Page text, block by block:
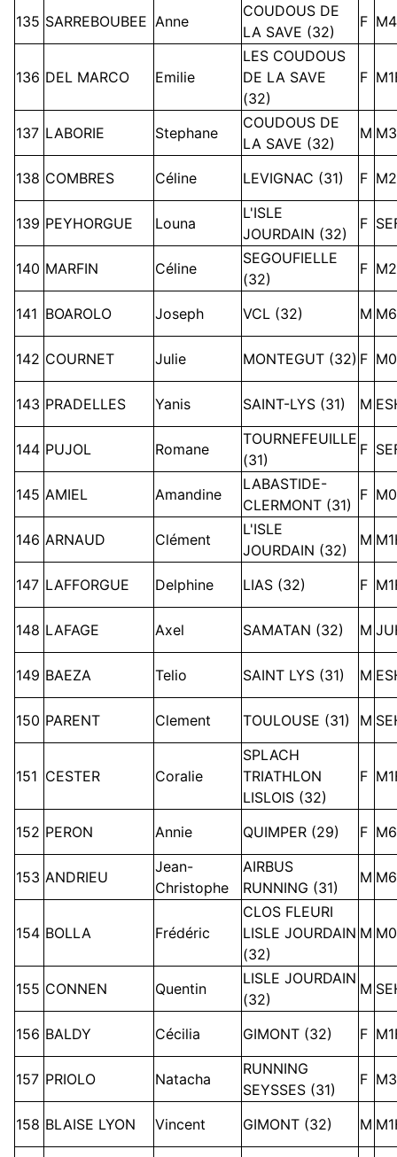
135 SARREBOUBEE Anne
COUDOUS DE
LA SAVE (32)
F
136 DEL MARCO Emilie
LES COUDOUS
DE LA SAVE
(32)
F
137 LABORIE Stephane
COUDOUS DE
LA SAVE (32)
M
138 COMBRES Céline LEVIGNAC (31) F
139 PEYHORGUE Louna
L'ISLE
JOURDAIN (32)
F
140 MARFIN Céline
SEGOUFIELLE
(32)
F
141 BOAROLO Joseph VCL (32) M
142 COURNET Julie MONTEGUT (32) F
143 PRADELLES Yanis SAINT-LYS (31) M
144 PUJOL Romane
TOURNEFEUILLE
(31)
F
145 AMIEL Amandine
LABASTIDE-
CLERMONT (31)
F
146 ARNAUD Clément
L'ISLE
JOURDAIN (32)
M
147 LAFFORGUE Delphine LIAS (32) F
148 LAFAGE Axel SAMATAN (32) M
149 BAEZA Telio SAINT LYS (31) M
150 PARENT Clement TOULOUSE (31) M
151 CESTER Coralie
SPLACH
TRIATHLON
LISLOIS (32)
F
152 PERON Annie QUIMPER (29) F
153 ANDRIEU
Jean-
Christophe
AIRBUS
RUNNING (31)
M
154 BOLLA Frédéric
CLOS FLEURI
LISLE JOURDAIN
(32)
M
155 CONNEN Quentin
LISLE JOURDAIN
(32)
M
156 BALDY Cécilia GIMONT (32) F
157 PRIOLO Natacha
RUNNING
SEYSSES (31)
F
158 BLAISE LYON Vincent GIMONT (32) M